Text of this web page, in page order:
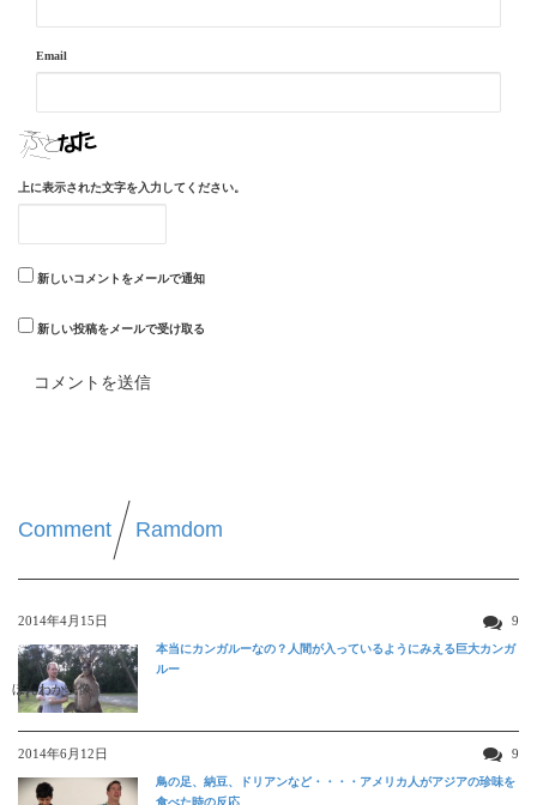
Email
上に表示された文字を入力してください。
新しいコメントをメールで通知
新しい投稿をメールで受け取る
Comment Ramdom
2014年4月15日 9
ほんわか映像
本当にカンガルーなの？人間が入っているようにみえる巨大カンガ
ルー
2014年6月12日 9
鳥の足、納豆、ドリアンなど・・・・アメリカ人がアジアの珍味を
食べた時の反応